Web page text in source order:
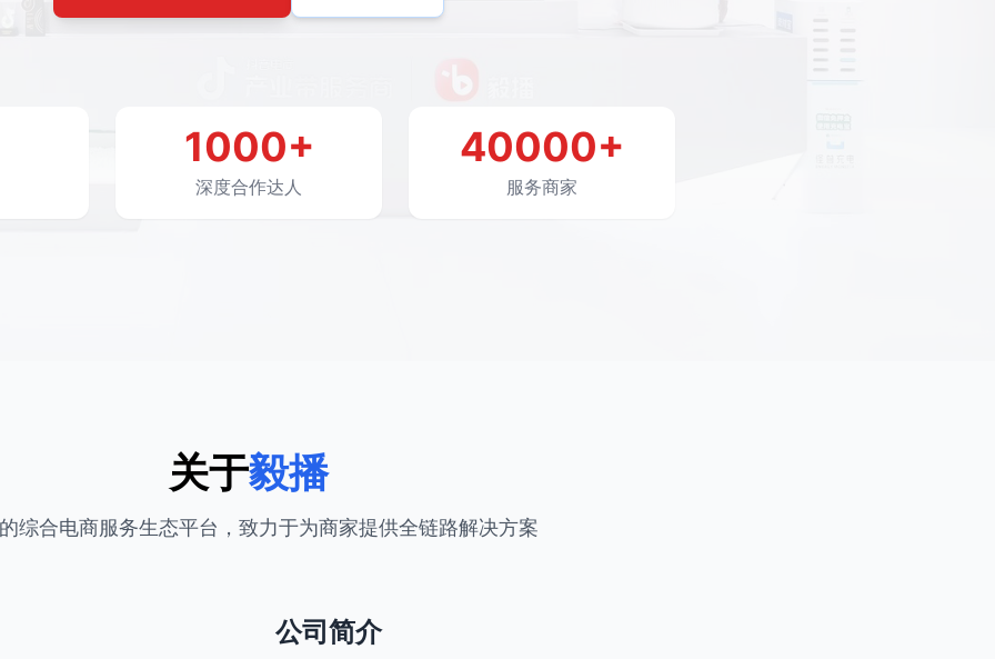
1000+
深度合作达人
40000+
服务商家
关于毅播
综合电商服务生态平台，致力于为商家提供全链路解决方案
公司简介